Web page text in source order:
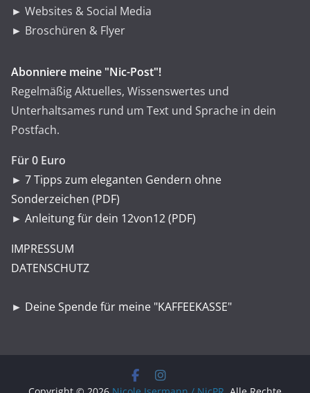
► Websites & Social Media
► Broschüren & Flyer
Abonniere meine "Nic-Post"!
Regelmäßig Aktuelles, Wissenswertes und
Unterhaltsames rund um Text und Sprache in dein
Postfach.
Für 0 Euro
► 7 Tipps zum eleganten Gendern ohne
Sonderzeichen (PDF)
► Anleitung für dein 12von12 (PDF)
IMPRESSUM
DATENSCHUTZ
► Deine Spende für meine "KAFFEEKASSE"